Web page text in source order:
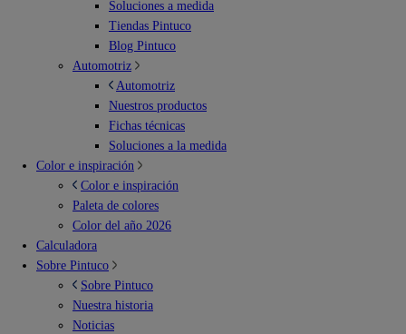
Soluciones a medida
Tiendas Pintuco
Blog Pintuco
Automotriz
Automotriz
Nuestros productos
Fichas técnicas
Soluciones a la medida
Color e inspiración
Color e inspiración
Paleta de colores
Color del año 2026
Calculadora
Sobre Pintuco
Sobre Pintuco
Nuestra historia
Noticias